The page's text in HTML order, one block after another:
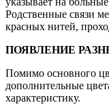
Родственные связи
красных нитей,
ПОЯВЛЕНИЕ
Помимо основного
дополнительные
характеристику.